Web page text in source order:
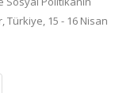
Türkiye, 15 - 16 Nisan